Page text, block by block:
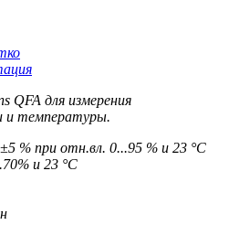
QFA для измерения
и температуры.
% при отн.вл. 0...95 % и 23 °С
и 23 °С